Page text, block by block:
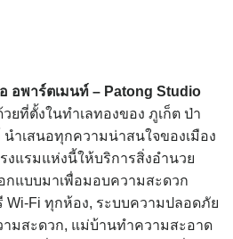
อพาร์ตเมนท์ – Patong Studio
วยที่ตั้งในทำเลทองของ ภูเก็ต ป่า
ำเสนอทุกความน่าสนใจของเมือง
งแรมแห่งนี้ให้บริการสิ่งอำนวย
แบบมาเพื่อมอบความสะดวก
Wi-Fi ทุกห้อง, ระบบความปลอดภัย
ามสะดวก, แม่บ้านทำความสะอาด